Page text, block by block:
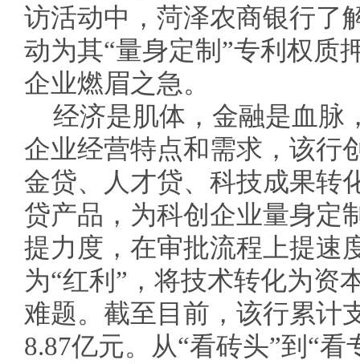
访活动中，菏泽农商银行了
动为其“量身定制”专利权质
企业燃眉之急。
经济是肌体，金融是血脉
企业经营特点和需求，该行
金贷、人才贷、科技成果转
贷产品，为科创企业量身定
提力度，在审批流程上提速
为“红利”，将技术转化为资
难题。截至目前，该行累计
8.87亿元。从“看砖头”到“